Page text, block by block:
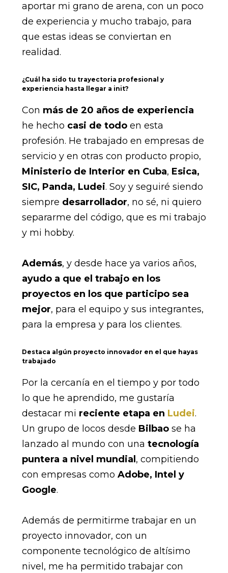
aportar mi grano de arena, con un poco
de experiencia y mucho trabajo, para
que estas ideas se conviertan en
realidad.
¿Cuál ha sido tu trayectoria profesional y
experiencia hasta llegar a init?
Con más de 20 años de experiencia
he hecho casi de todoen esta
profesión. He trabajado en empresas de
servicio y en otras con producto propio,
Ministerio de Interior en Cuba, Esica,
SIC, Panda, Ludei. Soy y seguiré siendo
siempre desarrollador, no sé, ni quiero
separarme del código, que es mi trabajo
y mi hobby.
Además, y desde hace ya varios años,
ayudo a que el trabajo en los
proyectos en los que participo sea
mejor, para el equipo y sus integrantes,
para la empresa y para los clientes.
Destaca algún proyecto innovador en el que hayas
trabajado
Por la cercanía en el tiempo y por todo
lo que he aprendido, me gustaría
destacar mi reciente etapa en Ludei.
Un grupo de locos desde Bilbaose ha
lanzado al mundo con una tecnología
puntera a nivel mundial , compitiendo
con empresas como Adobe, Intel y
Google.
Además de permitirme trabajar en un
proyecto innovador, con un
componente tecnológico de altísimo
nivel, me ha permitido trabajar con